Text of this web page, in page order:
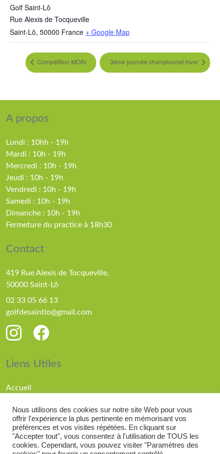
Golf Saint-Lô
Rue Alexis de Tocqueville
Saint-Lô, 50000 France + Google Map
Compétition MOAI 3éme journée championnat hiver
A propos
Lundi : 10hh - 19h
Mardi : 10h - 19h
Mercredi : 10h - 19h
Jeudi : 10h - 19h
Vendredi : 10h - 19h
Samedi : 10h - 19h
Dimanche : 10h - 19h
Fermeture du practice à 18h30
Contact
419 Rue Alexis de Tocqueville,
50000 Saint-Lô
02 33 05 66 13
golfdesaintlo@gmail.com
Liens Utiles
Accueil
Compétitions
Actualités
Nous utilisons des cookies sur notre site Web pour vous
offrir l'expérience la plus pertinente en mémorisant vos
préférences et vos visites répétées. En cliquant sur
"Accepter tout", vous consentez à l'utilisation de TOUS les
cookies. Cependant, vous pouvez visiter "Paramètres des